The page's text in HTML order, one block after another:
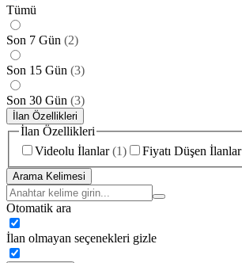
Tümü
Son 7 Gün (2)
Son 15 Gün (3)
Son 30 Gün (3)
İlan Özellikleri
İlan Özellikleri
Videolu İlanlar (1) Fiyatı Düşen İlanlar
Arama Kelimesi
Otomatik ara
İlan olmayan seçenekleri gizle